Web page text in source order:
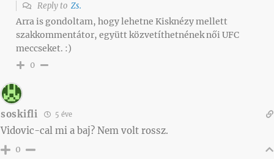
Reply to Zs.
Arra is gondoltam, hogy lehetne Kisknézy mellett
szakkommentátor, együtt közvetíthetnének női UFC
meccseket. :)
0
soskifli 5 éve
Vidovic-cal mi a baj? Nem volt rossz.
0